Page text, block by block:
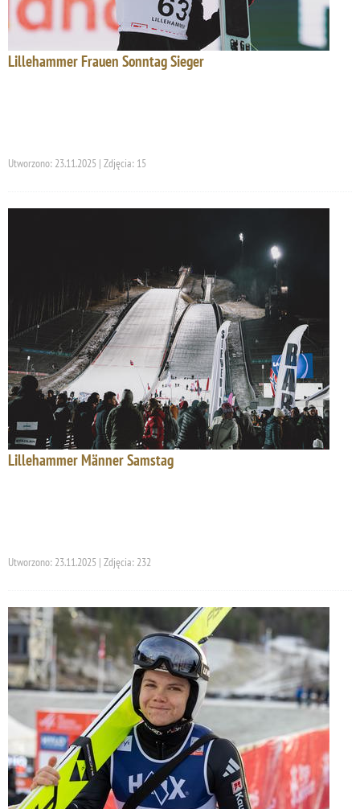
Lillehammer Frauen Sonntag Sieger
Utworzono: 23.11.2025 | Zdjęcia: 15
Lillehammer Männer Samstag
Utworzono: 23.11.2025 | Zdjęcia: 232